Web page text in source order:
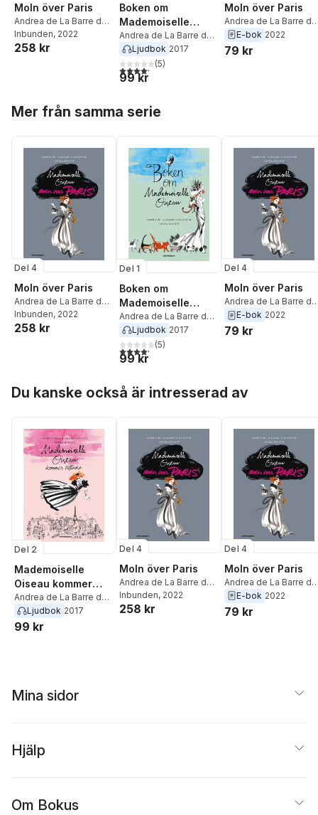
Moln över Paris
Andrea de La Barre de
Nanteuil
Inbunden, 2022
258 kr
Boken om
Mademoiselle
Oiseau
Andrea de La Barre de
Nanteuil
Ljudbok 2017
4,2utav 5 stjärnor. Totalt antal röster:
(5)
99 kr
Moln över Paris
Andrea de La Barre de
Nanteuil
E-bok 2022
79 kr
Mer från samma serie
Del 4
Moln över Paris
Andrea de La Barre de
Nanteuil
Inbunden, 2022
258 kr
Del 1
Boken om
Mademoiselle
Oiseau
Andrea de La Barre de
Nanteuil
Ljudbok 2017
4,2utav 5 stjärnor. Totalt antal röster:
(5)
99 kr
Del 4
Moln över Paris
Andrea de La Barre de
Nanteuil
E-bok 2022
79 kr
Du kanske också är intresserad av
Del 2
Mademoiselle
Oiseau kommer
tillbaka
Andrea de La Barre de
Nanteuil
Ljudbok 2017
99 kr
Del 4
Moln över Paris
Andrea de La Barre de
Nanteuil
Inbunden, 2022
258 kr
Del 4
Moln över Paris
Andrea de La Barre de
Nanteuil
E-bok 2022
79 kr
Mina sidor
Hjälp
Om Bokus